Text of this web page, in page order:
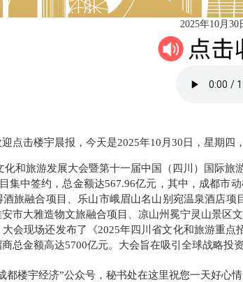
2025年10月
点击楼宇晨报，今天是2025年10月30日，星期四
化和旅游发展大会暨第十一届中国（四川）国际旅
集中签约，总金额达567.96亿元，其中，成都市
旅融合项目、乐山市峨眉山名山别宛温泉酒店
市大雅造物文旅融合项目、凉山州冕宁灵山景区
会现场还发布了《2025年四川省文化和旅游重点
总金额高达5700亿元。大会旨在吸引全球战略投
都楼宇经济”公众号，秘书处在这里祝您一天好心情